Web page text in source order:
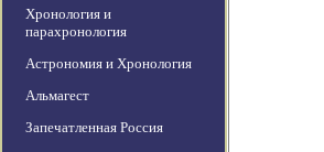
Хронология и
парахронология
Астрономия и Хронология
Альмагест
Запечатленная Россия